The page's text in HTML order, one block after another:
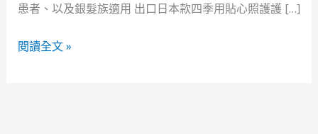
患者、以及銀髮族適用 出口日本款四季用貼心照護護 […]
用
閱讀全文 »